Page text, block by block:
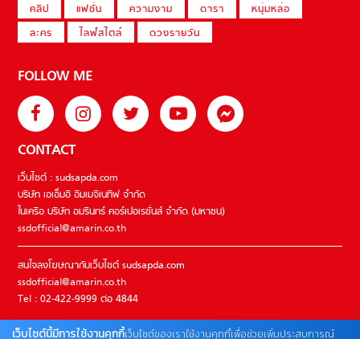
คลิป แฟชั่น ความงาม ดารา
หนุ่มหล่อ
ละคร
ไลฟ์สไตล์ ดวงรายวัน
FOLLOW ME
CONTACT
เว็บไซต์ : sudsapda.com
บริษัท เอเอ็มอี อิมเมจิเนทีฟ จำกัด
ในเครือ บริษัท อมรินทร์ คอร์เปอเรชั่นส์ จำกัด (มหาชน)
ssdofficial@amarin.co.th
สนใจลงโฆษณากับเว็บไซต์ sudsapda.com
ssdofficial@amarin.co.th
Tel : 02-422-9999 ต่อ 4844
เว็บไซต์นี้มีการใช้งานคุกกี้เว็บไซต์ของเราใช้งานคุกกี้เพื่อช่วยเพิ่มประสบการณ์